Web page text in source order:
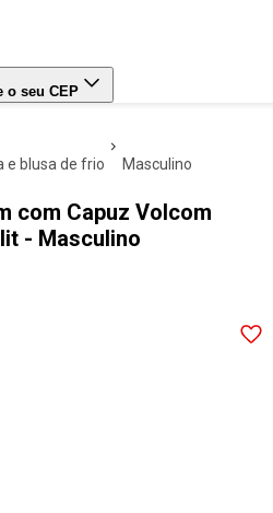
o seu CEP
e blusa de frio masculino
com Capuz Volcom
- Masculino